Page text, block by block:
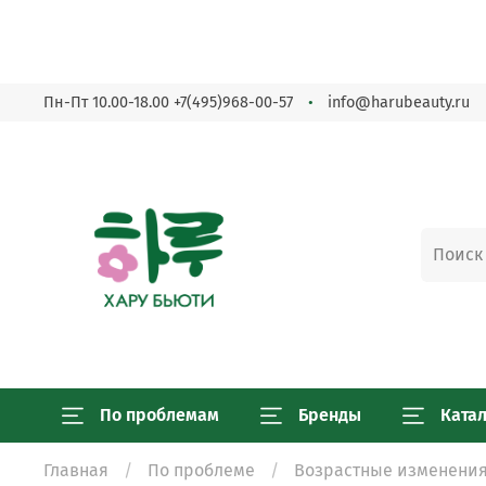
Пн-Пт 10.00-18.00 +7(495)968-00-57 info@harubeauty.ru
По проблемам Бренды
Главная По проблеме Возрастные